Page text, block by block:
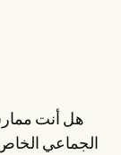
هل أنت
الجماعي